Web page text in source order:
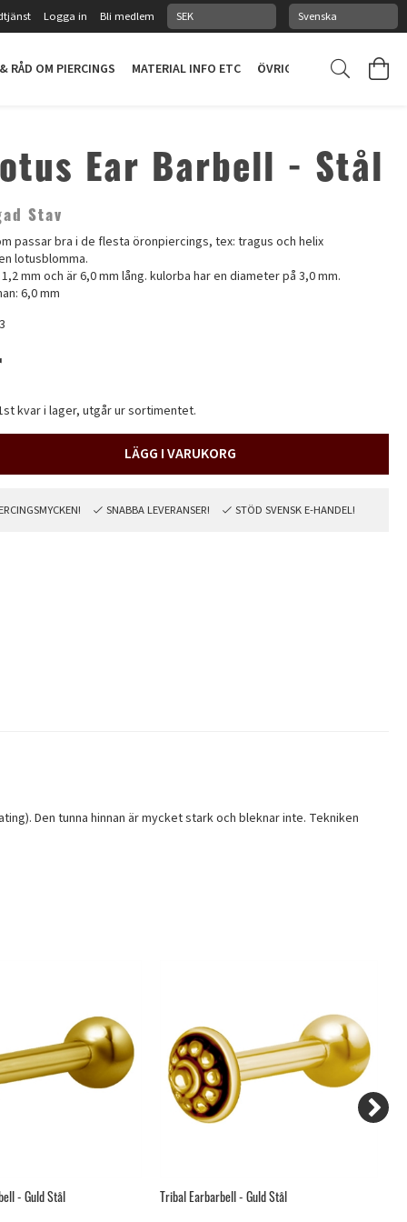
Logga in Bli medlem
RÅD OM PIERCINGS MATERIAL INFO ETC ÖVRIGT
Ear Barbell - Stål
Stav
passar bra i de flesta öronpiercings, tex: tragus och helix
lotusblomma.
mm och är 6,0 mm lång. kulorba har en diameter på 3,0 mm.
6,0 mm
kvar i lager, utgår ur sortimentet.
LÄGG I VARUKORG
SNABBA LEVERANSER! STÖD SVENSK E-HANDEL!
Den tunna hinnan är mycket stark och bleknar inte. Tekniken
- Guld Stål Tribal Earbarbell - Guld Stål